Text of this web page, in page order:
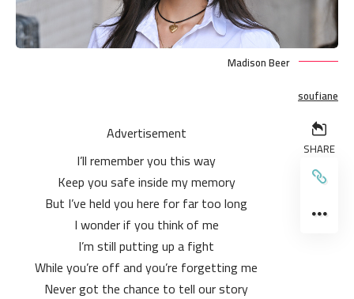
Madison Beer
soufiane
SHARE
Advertisement
I’ll remember you this way
Keep you safe inside my memory
But I’ve held you here for far too long
I wonder if you think of me
I’m still putting up a fight
While you’re off and you’re forgetting me
Never got the chance to tell our story